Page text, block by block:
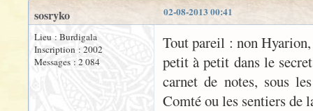
02-08-2013 00:41
sosryko
Lieu : Burdigala
Inscription : 2002
Messages : 2 084
Tout pareil : non
petit à petit dans le
carnet de notes, sous
Comté ou les sentiers de